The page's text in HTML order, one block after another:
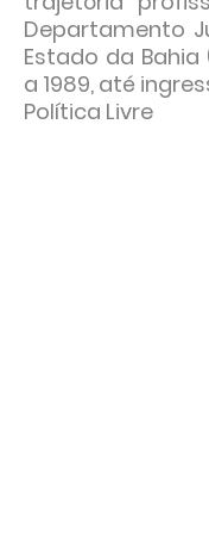
Departamento
Estado da Bahia
a 1989, até
Política Livre